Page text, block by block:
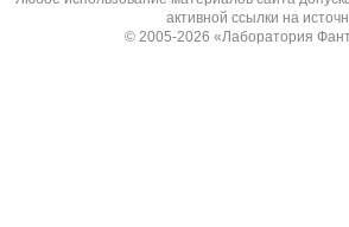
активной ссылки на
© 2005-2026 «Лаборатория